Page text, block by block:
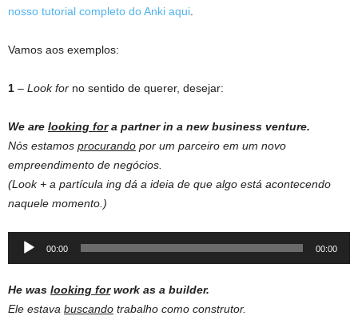
nosso tutorial completo do Anki aqui
Vamos aos exemplos:
1 – Look for no sentido de querer, desejar:
We are looking fora partnerin a new business venture.
Nós estamos procurando por um parceiro em um novo
empreendimento de negócios.
(Look + a partícula ing dá a ideia de que algo está acontecendo
naquele momento.)
Audio
00:00 00:00
He was looking for work as a builder.
Ele estava buscando trabalho como construtor.